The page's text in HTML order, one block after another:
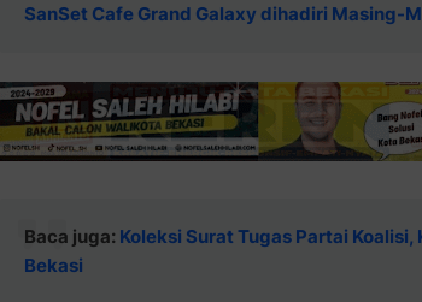
SanSet Cafe Grand Galaxy dihadiri Masing-
Baca juga: Koleksi Surat Tugas Partai
Bekasi